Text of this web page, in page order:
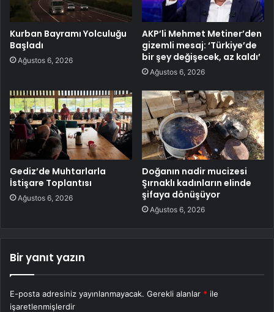
Kurban Bayramı Yolculuğu
Başladı
Ağustos 6, 2026
AKP’li Mehmet Metiner’den
gizemli mesaj: ‘Türkiye’de
bir şey değişecek, az kaldı’
Ağustos 6, 2026
Gediz’de Muhtarlarla
İstişare Toplantısı
Ağustos 6, 2026
Doğanın nadir mucizesi
Şırnaklı kadınların elinde
şifaya dönüşüyor
Ağustos 6, 2026
Bir yanıt yazın
E-posta adresiniz yayınlanmayacak. Gerekli alanlar * ile
işaretlenmişlerdir